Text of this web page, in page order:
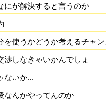
にが解決すると言うのか
を使うかどうか考えるチャ
渉しなきゃいかんでしょ
ないか…
なんかやってんのか